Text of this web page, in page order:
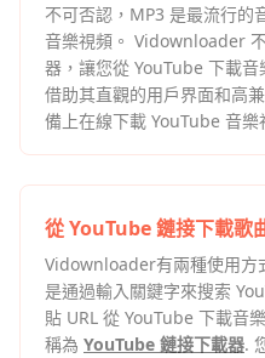
不可否認，MP3 是最流行的
音樂視頻。 Vidownloader
器，讓您從 YouTube 下載音
借助其直觀的用戶界面和高
備上在線下載 YouTube 音樂
從 YouTube 鏈接下載歌
Vidownloader有兩種使用方
是通過輸入關鍵字來搜索
貼 URL 從 YouTube 下載音
稱為 YouTube 鏈接下載器.